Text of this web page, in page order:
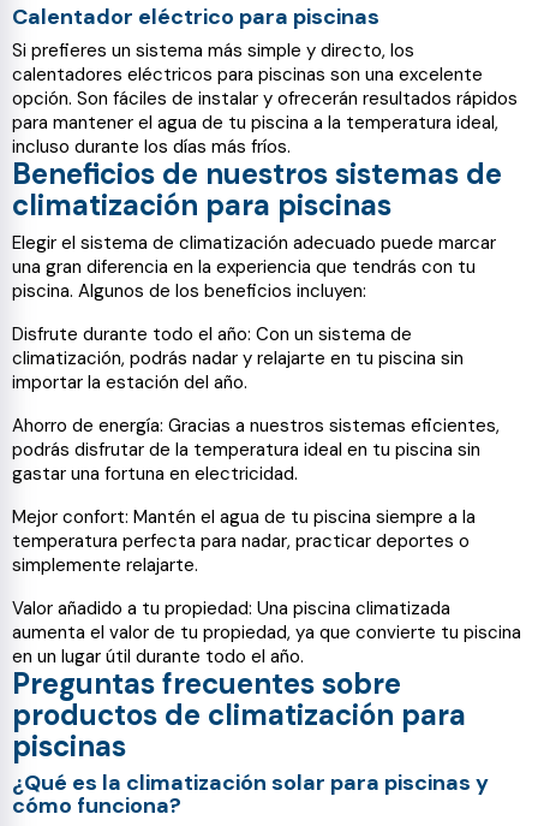
Calentador eléctrico para piscinas
Si prefieres un sistema más simple y directo, los
calentadores eléctricos para piscinas son una excelente
opción. Son fáciles de instalar y ofrecerán resultados rápidos
para mantener el agua de tu piscina a la temperatura ideal,
incluso durante los días más fríos.
Beneficios de nuestros sistemas de
climatización para piscinas
Elegir el sistema de climatización adecuado puede marcar
una gran diferencia en la experiencia que tendrás con tu
piscina. Algunos de los beneficios incluyen:
Disfrute durante todo el año: Con un sistema de
climatización, podrás nadar y relajarte en tu piscina sin
importar la estación del año.
Ahorro de energía: Gracias a nuestros sistemas eficientes,
podrás disfrutar de la temperatura ideal en tu piscina sin
gastar una fortuna en electricidad.
Mejor confort: Mantén el agua de tu piscina siempre a la
temperatura perfecta para nadar, practicar deportes o
simplemente relajarte.
Valor añadido a tu propiedad: Una piscina climatizada
aumenta el valor de tu propiedad, ya que convierte tu piscina
en un lugar útil durante todo el año.
Preguntas frecuentes sobre
productos de climatización para
piscinas
¿Qué es la climatización solar para piscinas y
cómo funciona?